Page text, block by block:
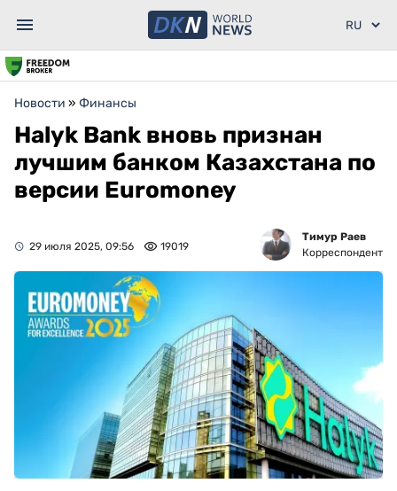
Новости » Финансы
Halyk Bank вновь признан
лучшим банком Казахстана по
версии Euromoney
29 июля 2025, 09:56 19019
Тимур Раев
Корреспондент